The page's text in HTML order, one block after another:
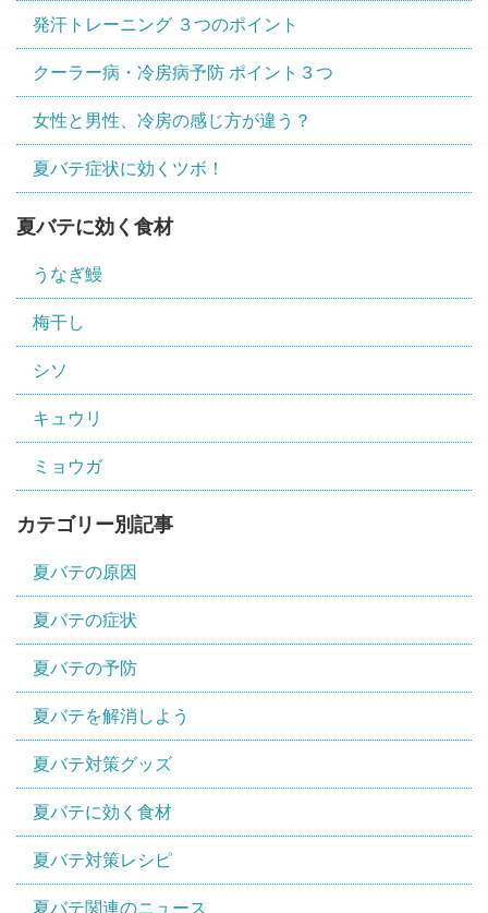
発汗トレーニング ３つのポイント
クーラー病・冷房病予防 ポイント３つ
女性と男性、冷房の感じ方が違う？
夏バテ症状に効くツボ！
夏バテに効く食材
うなぎ鰻
梅干し
シソ
キュウリ
ミョウガ
カテゴリー別記事
夏バテの原因
夏バテの症状
夏バテの予防
夏バテを解消しよう
夏バテ対策グッズ
夏バテに効く食材
夏バテ対策レシピ
夏バテ関連のニュース